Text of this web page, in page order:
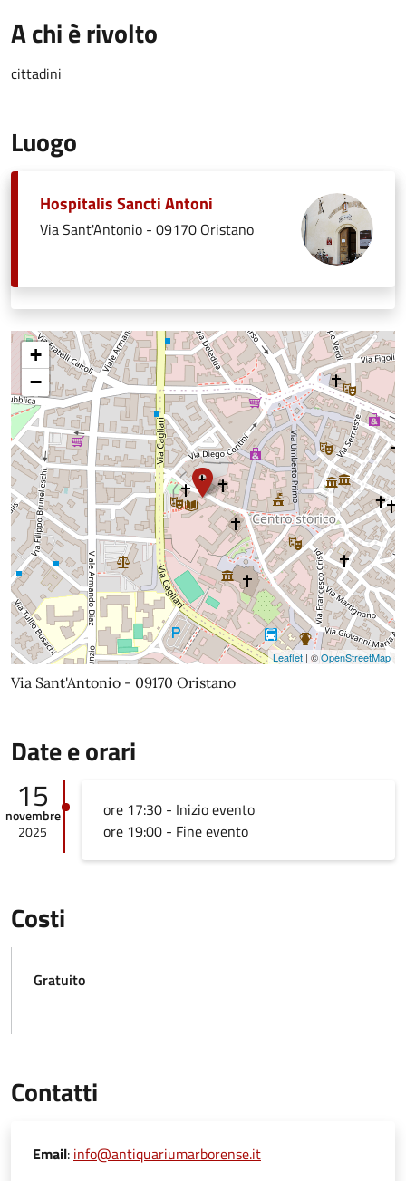
A chi è rivolto
cittadini
Luogo
Hospitalis Sancti Antoni
Via Sant'Antonio - 09170 Oristano
+
−
Leaflet | ©OpenStreetMap
Via Sant'Antonio - 09170 Oristano
Date e orari
15
novembre
2025
ore 17:30 - Inizio evento
ore 19:00 - Fine evento
Costi
Gratuito
Contatti
Email: info@antiquariumarborense.it